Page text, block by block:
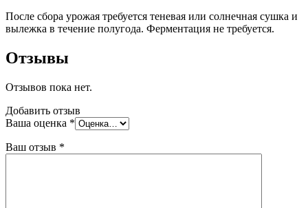
После сбора урожая требуется теневая или солнечная сушка и
вылежка в течение полугода. Ферментация не требуется.
Отзывы
Отзывов пока нет.
Добавить отзыв
Ваша оценка *
Ваш отзыв *